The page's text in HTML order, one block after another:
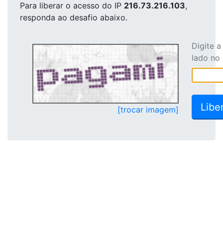
Para liberar o acesso do IP 216.73.216.103,
responda ao desafio abaixo.
[trocar imagem]
Digite
lado no